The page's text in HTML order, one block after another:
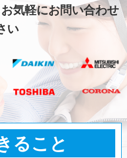
気軽にお問い合わせ
い
ること